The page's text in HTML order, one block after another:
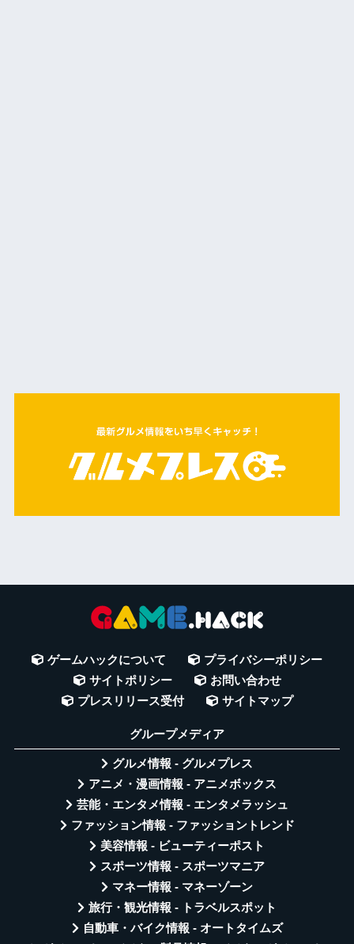
ゲームハックについて
プライバシーポリシー
サイトポリシー
お問い合わせ
プレスリリース受付
サイトマップ
グループメディア
グルメ情報 - グルメプレス
アニメ・漫画情報 - アニメボックス
芸能・エンタメ情報 - エンタメラッシュ
ファッション情報 - ファッショントレンド
美容情報 - ビューティーポスト
スポーツ情報 - スポーツマニア
マネー情報 - マネーゾーン
旅行・観光情報 - トラベルスポット
自動車・バイク情報 - オートタイムズ